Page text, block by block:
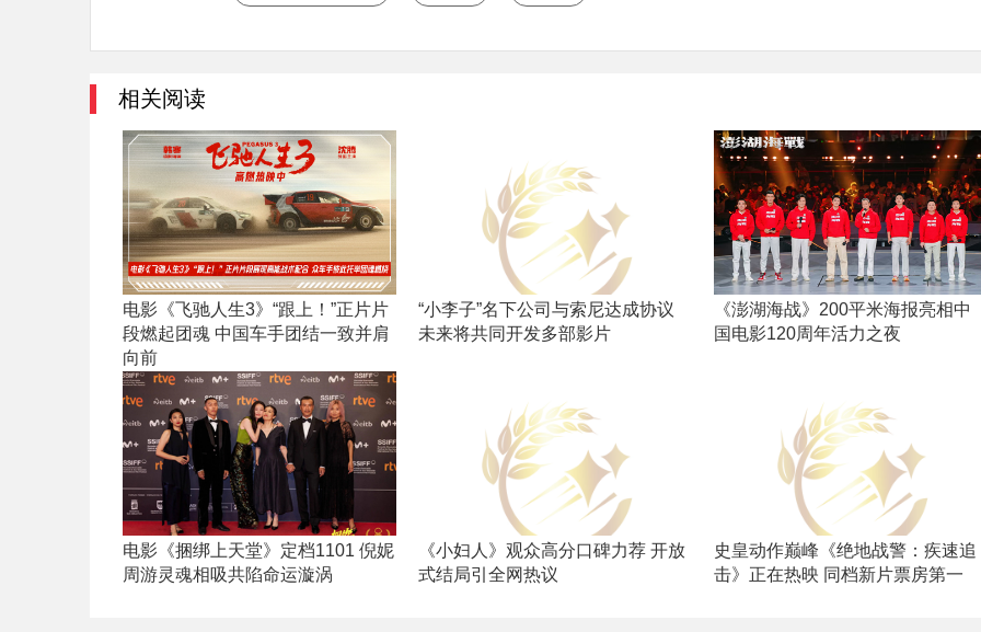
相关阅读
电影《飞驰人生3》“跟上！”正片片
段燃起团魂 中国车手团结一致并肩
向前
“小李子”名下公司与索尼达成协议
未来将共同开发多部影片
《澎湖海战》200平米海报亮相中
国电影120周年活力之夜
电影《捆绑上天堂》定档1101 倪妮
周游灵魂相吸共陷命运漩涡
《小妇人》观众高分口碑力荐 开放
式结局引全网热议
史皇动作巅峰《绝地战警：疾速追
击》正在热映 同档新片票房第一